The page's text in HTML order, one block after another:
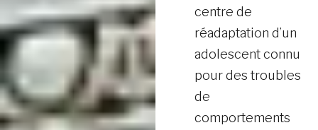
centre de
réadaptation d’un
adolescent connu
pour des troubles
de
comportements